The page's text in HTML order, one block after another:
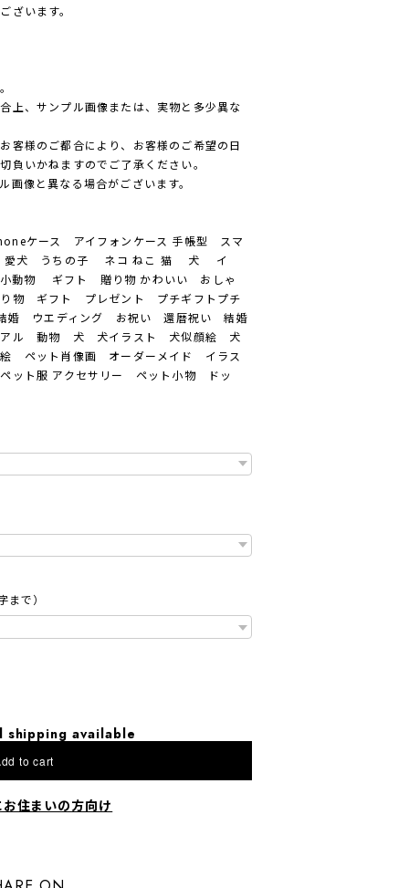
ざいます。
上、サンプル画像または、実物と多少異な
客様のご都合により、お客様のご希望の日
負いかねますのでご了承ください。
像と異なる場合がございます。
ケース アイフォンケース 手帳型 スマ
愛犬 うちの子 ネコ ねこ 猫 犬 イ
物 ギフト 贈り物 かわいい おしゃ
ギフト プレゼント プチギフトプチ
婚 ウエディング お祝い 還暦祝い 結婚
ル 動物 犬 犬イラスト 犬似顔絵 犬
ペット肖像画 オーダーメイド イラス
ト服 アクセサリー ペット小物 ドッ
で）
shipping available
to cart
住まいの方向け